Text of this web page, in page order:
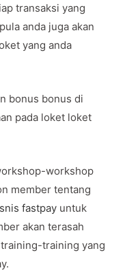
transaksi yang
anda juga akan
yang anda
bonus bonus di
pada loket loket
workshop
member tentang
fastpay untuk
akan terasah
training yang